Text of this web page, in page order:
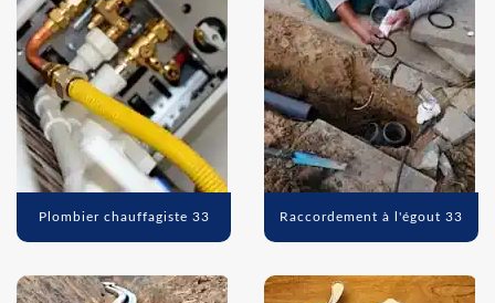
Plombier chauffagiste 33 Raccordement à l'égout 33